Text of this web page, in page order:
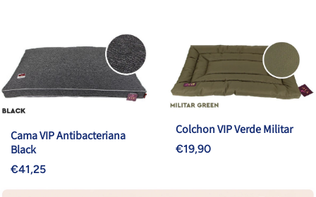
Cama VIP Antibacteriana
Black
€41,25
Colchon VIP Verde Militar
€19,90